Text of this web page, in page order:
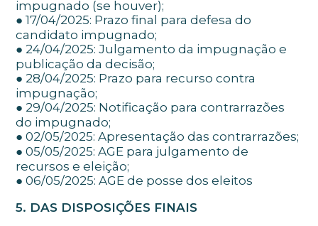
impugnado (se houver);
● 17/04/2025: Prazo final para defesa do
candidato impugnado;
● 24/04/2025: Julgamento da impugnação e
publicação da decisão;
● 28/04/2025: Prazo para recurso contra
impugnação;
● 29/04/2025: Notificação para contrarrazões
do impugnado;
● 02/05/2025: Apresentação das contrarrazões;
● 05/05/2025: AGE para julgamento de
recursos e eleição;
● 06/05/2025: AGE de posse dos eleitos
5. DAS DISPOSIÇÕES FINAIS